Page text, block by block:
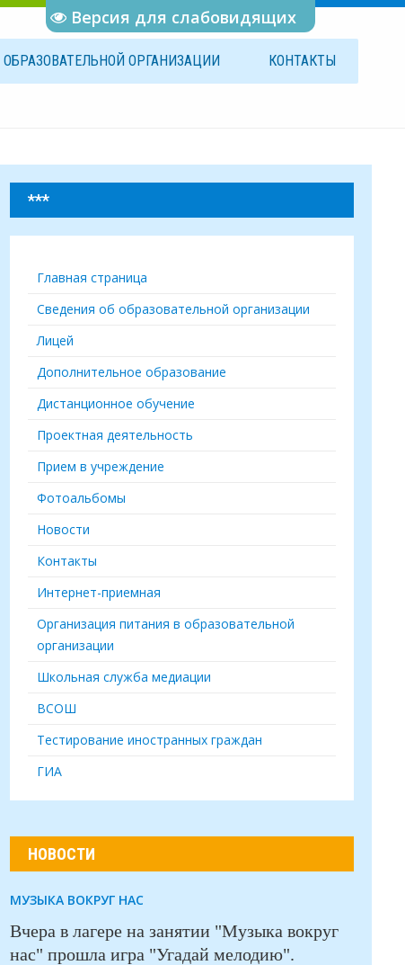
Версия для слабовидящих
ОБРАЗОВАТЕЛЬНОЙ ОРГАНИЗАЦИИ КОНТАКТЫ
***
Главная страница
Сведения об образовательной организации
Лицей
Дополнительное образование
Дистанционное обучение
Проектная деятельность
Прием в учреждение
Фотоальбомы
Новости
Контакты
Интернет-приемная
Организация питания в образовательной
организации
Школьная служба медиации
ВСОШ
Тестирование иностранных граждан
ГИА
НОВОСТИ
МУЗЫКА ВОКРУГ НАС
Вчера в лагере на занятии "Музыка вокруг
нас" прошла игра "Угадай мелодию".